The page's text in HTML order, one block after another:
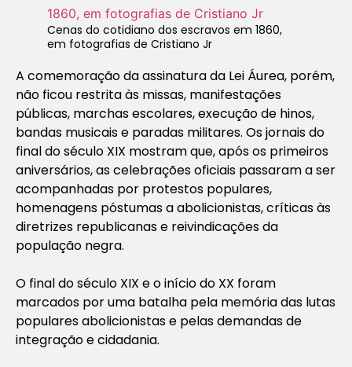
Cenas do cotidiano dos escravos em 1860,
em fotografias de Cristiano Jr
A comemoração da assinatura da Lei Áurea, porém,
não ficou restrita às missas, manifestações
públicas, marchas escolares, execução de hinos,
bandas musicais e paradas militares. Os jornais do
final do século XIX mostram que, após os primeiros
aniversários, as celebrações oficiais passaram a ser
acompanhadas por protestos populares,
homenagens póstumas a abolicionistas, críticas às
diretrizes republicanas e reivindicações da
população negra.
O final do século XIX e o início do XX foram
marcados por uma batalha pela memória das lutas
populares abolicionistas e pelas demandas de
integração e cidadania.